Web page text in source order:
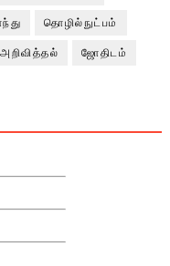
தொழில்நுட்பம்
ஜோதிடம்